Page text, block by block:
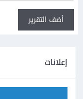
أضف التقرير
إعلانات